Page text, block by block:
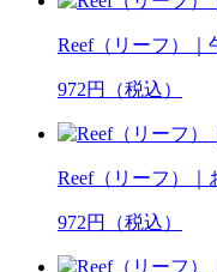
Reef（リーフ）
972円（税込）
Reef（リーフ）
972円（税込）